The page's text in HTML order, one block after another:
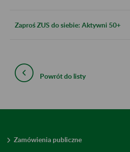
Zaproś ZUS do siebie: Aktywni 50+
Powrót do listy
Zamówienia publiczne